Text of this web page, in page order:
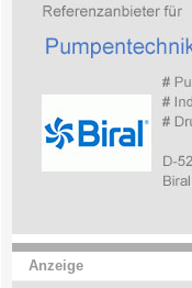
Anzeige